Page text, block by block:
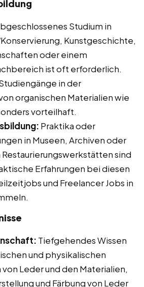
Studium in
Kunstgeschichte,
oder einem
ist oft erforderlich.
in der
organischen Materialien wie
vorteilhaft.
Praktika oder
in Museen, Archiven oder
sind
Erfahrungen bei diesen
und Freelancer Jobs in
Tiefgehendes Wissen
und physikalischen
Leder und den Materialien,
und Färbung von Leder